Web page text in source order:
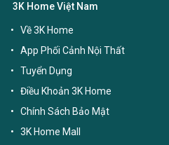
3K Home Việt Nam
Về 3K Home
App Phối Cảnh Nội Thất
Tuyển Dụng
Điều Khoản 3K Home
Chính Sách Bảo Mật
3K Home Mall